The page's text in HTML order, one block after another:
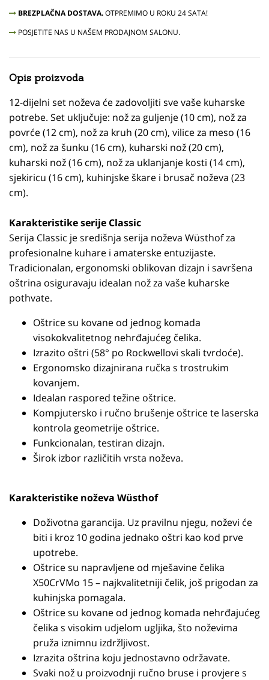
BREZPLAČNA DOSTAVA.OTPREMIMO U ROKU 24 SATA!
POSJETITE NAS U NAŠEM PRODAJNOM SALONU.
Opis proizvoda
12-dijelni set noževa će zadovoljiti sve vaše kuharske
potrebe. Set uključuje: nož za guljenje (10 cm), nož za
povrće (12 cm), nož za kruh (20 cm), vilice za meso (16
cm), nož za šunku (16 cm), kuharski nož (20 cm),
kuharski nož (16 cm), nož za uklanjanje kosti (14 cm),
sjekiricu (16 cm), kuhinjske škare i brusač noževa (23
cm).
Karakteristike serije Classic
Serija Classic je središnja serija noževa Wüsthof za
profesionalne kuhare i amaterske entuzijaste.
Tradicionalan, ergonomski oblikovan dizajn i savršena
oštrina osiguravaju idealan nož za vaše kuharske
pothvate.
Oštrice su kovane od jednog komada
visokokvalitetnog nehrđajućeg čelika.
Izrazito oštri (58° po Rockwellovi skali tvrdoće).
Ergonomsko dizajnirana ručka s trostrukim
kovanjem.
Idealan raspored težine oštrice.
Kompjutersko i ručno brušenje oštrice te laserska
kontrola geometrije oštrice.
Funkcionalan, testiran dizajn.
Širok izbor različitih vrsta noževa.
Karakteristike noževa Wüsthof
Doživotna garancija. Uz pravilnu njegu, noževi će
biti i kroz 10 godina jednako oštri kao kod prve
upotrebe.
Oštrice su napravljene od mješavine čelika
X50CrVMo 15 – najkvalitetniji čelik, još prigodan za
kuhinjska pomagala.
Oštrice su kovane od jednog komada nehrđajućeg
čelika s visokim udjelom ugljika, što noževima
pruža iznimnu izdržljivost.
Izrazita oštrina koju jednostavno održavate.
Svaki nož u proizvodnji ručno bruse i provjere s